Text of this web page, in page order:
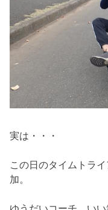
実は・・・
この日のタイムトラ
加。